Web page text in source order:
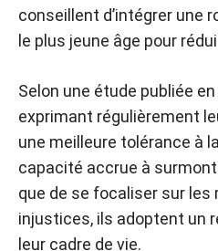
conseillent d’intégrer une
le plus jeune âge pour
Selon une étude publiée
exprimant régulièrement
une meilleure tolérance à
capacité accrue à
que de se focaliser sur les
injustices, ils adoptent un
leur cadre de vie.